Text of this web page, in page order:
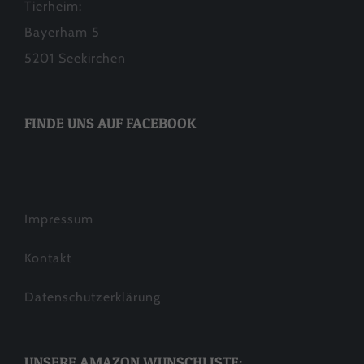
Tierheim:
Bayerham 5
5201 Seekirchen
FINDE UNS AUF FACEBOOK
Impressum
Kontakt
Datenschutzerklärung